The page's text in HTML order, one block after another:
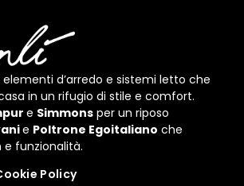
elementi d’arredo e sistemi letto che
in un rifugio di stile e comfort.
e Simmons per un riposo
e Poltrone Egoitaliano che
e funzionalità.
Policy